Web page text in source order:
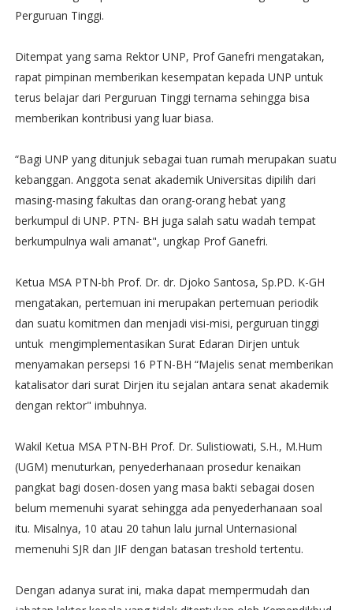
Perguruan Tinggi.
Ditempat yang sama Rektor UNP, Prof Ganefri mengatakan,
rapat pimpinan memberikan kesempatan kepada UNP untuk
terus belajar dari Perguruan Tinggi ternama sehingga bisa
memberikan kontribusi yang luar biasa.
“Bagi UNP yang ditunjuk sebagai tuan rumah merupakan suatu
kebanggan. Anggota senat akademik Universitas dipilih dari
masing-masing fakultas dan orang-orang hebat yang
berkumpul di UNP. PTN- BH juga salah satu wadah tempat
berkumpulnya wali amanat", ungkap Prof Ganefri.
Ketua MSA PTN-bh Prof. Dr. dr. Djoko Santosa, Sp.PD. K-GH
mengatakan, pertemuan ini merupakan pertemuan periodik
dan suatu komitmen dan menjadi visi-misi, perguruan tinggi
untuk mengimplementasikan Surat Edaran Dirjen untuk
menyamakan persepsi 16 PTN-BH “Majelis senat memberikan
katalisator dari surat Dirjen itu sejalan antara senat akademik
dengan rektor" imbuhnya.
Wakil Ketua MSA PTN-BH Prof. Dr. Sulistiowati, S.H., M.Hum
(UGM) menuturkan, penyederhanaan prosedur kenaikan
pangkat bagi dosen-dosen yang masa bakti sebagai dosen
belum memenuhi syarat sehingga ada penyederhanaan soal
itu. Misalnya, 10 atau 20 tahun lalu jurnal Unternasional
memenuhi SJR dan JIF dengan batasan treshold tertentu.
Dengan adanya surat ini, maka dapat mempermudah dan